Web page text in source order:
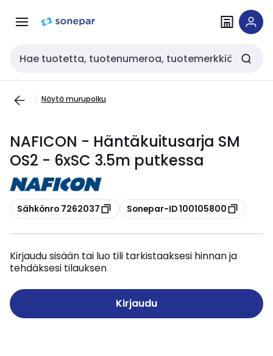
navigointiinsisältöön
Haku
Näytä murupolku
NAFICON - Häntäkuitusarja SM
OS2 - 6xSC 3.5m putkessa
Kopioi
Sähkönro 7262037 Kopioi
Sonepar-ID 100105800
Kirjaudu sisään tai luo tili tarkistaaksesi hinnan ja
tehdäksesi tilauksen
Kirjaudu